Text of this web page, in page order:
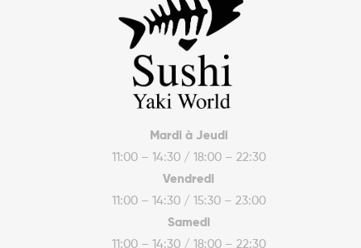
Mardi à Jeudi
11:00 – 14:30 / 18:00 – 22:30
Vendredi
11:00 – 14:30 / 15:30 – 23:00
Samedi
11:00 – 14:30 / 18:00 – 22:30